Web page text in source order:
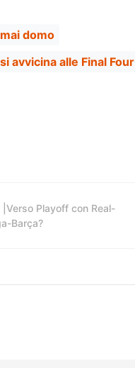
domo
avvicina alle Final Four
Playoff con Real-
Barça?